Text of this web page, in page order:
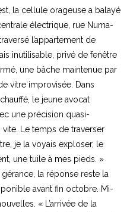
la cellule orageuse a balayé
électrique, rue Numa-
l’appartement de
inutilisable, privé de fenêtre
une bâche maintenue par
vitre improvisée. Dans
le jeune avocat
une précision quasi-
vite. Le temps de traverser
je la voyais exploser, le
une tuile à mes pieds. »
la réponse reste la
avant fin octobre. Mi-
« L’arrivée de la